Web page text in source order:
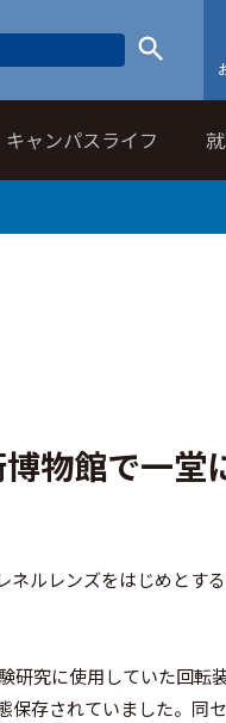
キャンパスライフ
物館で一堂
ルレンズをはじめとす
究に使用していた回転
保存されていました。同